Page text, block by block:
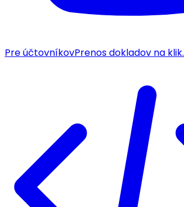
Pre účtovníkovPrenos dokladov na klik.